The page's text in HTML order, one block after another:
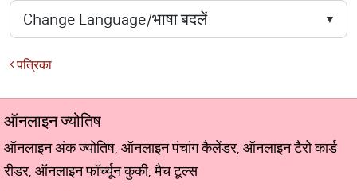
पत्रिका
ऑनलाइन ज्योतिष
ऑनलाइन अंक ज्योतिष, ऑनलाइन पंचांग कैलेंडर, ऑनलाइन टैरो कार्ड
रीडर, ऑनलाइन फॉर्च्यून कुकी, मैच टूल्स